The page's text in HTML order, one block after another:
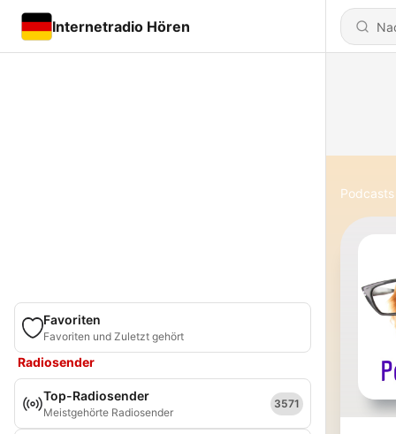
Internetradio Hören
Favoriten
Favoriten und Zuletzt gehört
Radiosender
Top-Radiosender
Meistgehörte Radiosender
3571
Podcasts